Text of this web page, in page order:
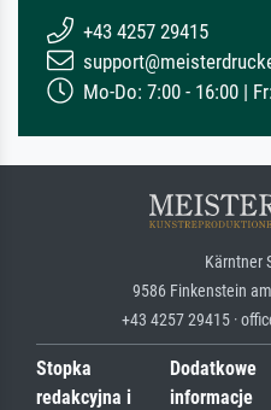
+43 4257 29415
Mo-Do: 7:00 - 16:00 |
Kärntner
9586 Finkenstein
+43 4257 29415 ·
Stopka
redakcyjna i
Dodatkowe
informacje